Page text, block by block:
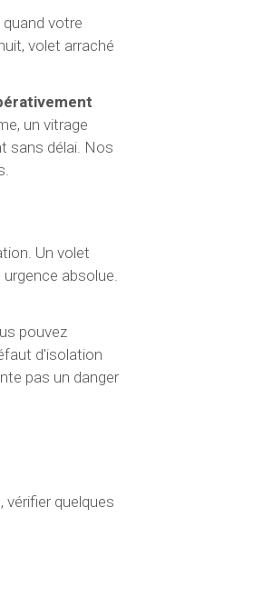
votre
volet arraché
un vitrage
sans délai. Nos
Un volet
absolue.
pouvez
d'isolation
pas un danger
vérifier quelques